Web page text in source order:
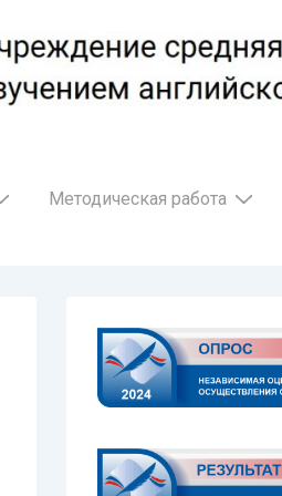
Методическая работа